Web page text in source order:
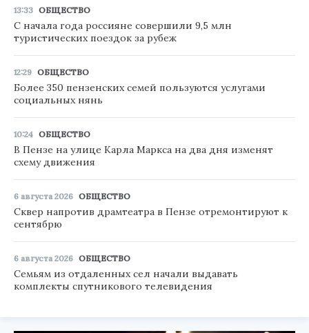
13:33 ОБЩЕСТВО
С начала года россияне совершили 9,5 млн
туристических поездок за рубеж
12:29 ОБЩЕСТВО
Более 350 пензенских семей пользуются услугами
социальных нянь
10:24 ОБЩЕСТВО
В Пензе на улице Карла Маркса на два дня изменят
схему движения
6 августа 2026 ОБЩЕСТВО
Сквер напротив драмтеатра в Пензе отремонтируют к
сентябрю
6 августа 2026 ОБЩЕСТВО
Семьям из отдаленных сел начали выдавать
комплекты спутникового телевидения